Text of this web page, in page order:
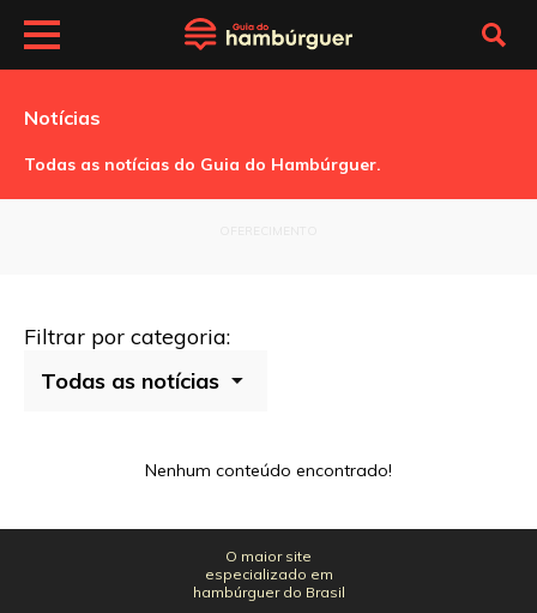
Notícias
Todas as notícias do Guia do Hambúrguer.
Filtrar por categoria:
Nenhum conteúdo encontrado!
O maior site
especializado em
hambúrguer do Brasil